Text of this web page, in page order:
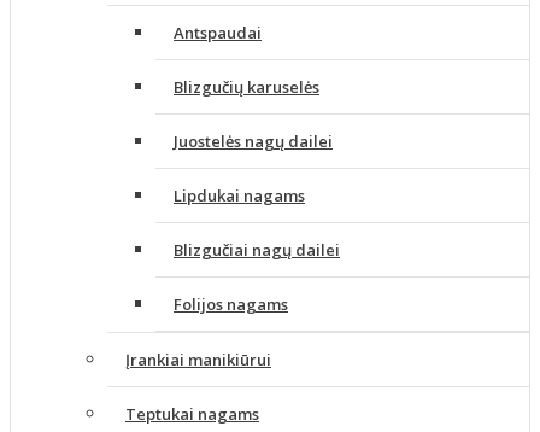
Antspaudai
Blizgučių karuselės
Juostelės nagų dailei
Lipdukai nagams
Blizgučiai nagų dailei
Folijos nagams
Įrankiai manikiūrui
Teptukai nagams